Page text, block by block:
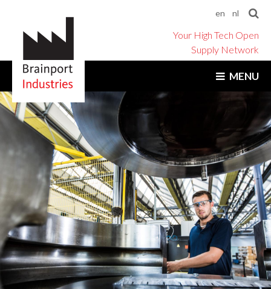
en nl
Your High Tech Open
Supply Network
MENU